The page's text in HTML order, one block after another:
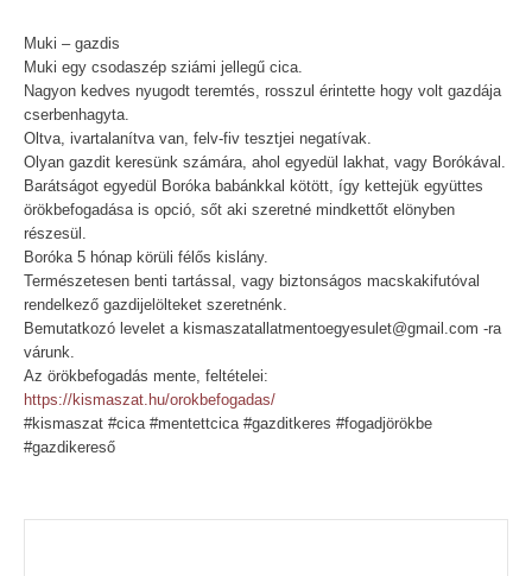
Muki – gazdis
Muki egy csodaszép sziámi jellegű cica.
Nagyon kedves nyugodt teremtés, rosszul érintette hogy volt gazdája
cserbenhagyta.
Oltva, ivartalanítva van, felv-fiv tesztjei negatívak.
Olyan gazdit keresünk számára, ahol egyedül lakhat, vagy Borókával.
Barátságot egyedül Boróka babánkkal kötött, így kettejük együttes
örökbefogadása is opció, sőt aki szeretné mindkettőt elönyben
részesül.
Boróka 5 hónap körüli félős kislány.
Természetesen benti tartással, vagy biztonságos macskakifutóval
rendelkező gazdijelölteket szeretnénk.
Bemutatkozó levelet a kismaszatallatmentoegyesulet@gmail.com -ra
várunk.
Az örökbefogadás mente, feltételei:
https://kismaszat.hu/orokbefogadas/
#kismaszat #cica #mentettcica #gazditkeres #fogadjörökbe
#gazdikereső